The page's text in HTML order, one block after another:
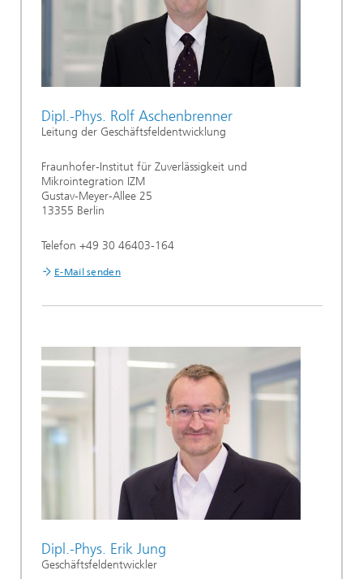
Dipl.-Phys. Rolf Aschenbrenner
Leitung der Geschäftsfeldentwicklung
Fraunhofer-Institut für Zuverlässigkeit und
Mikrointegration IZM
Gustav-Meyer-Allee 25
13355 Berlin
Telefon +49 30 46403-164
E-Mail senden
Dipl.-Phys. Erik Jung
Geschäftsfeldentwickler